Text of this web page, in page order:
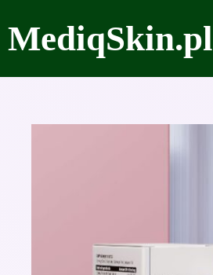
do
treści
MediqSkin.pl